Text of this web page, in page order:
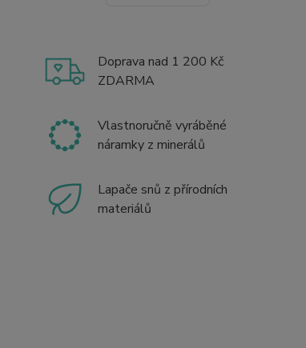
Doprava nad 1 200 Kč
ZDARMA
Vlastnoručně vyráběné
náramky z minerálů
Lapače snů z přírodních
materiálů